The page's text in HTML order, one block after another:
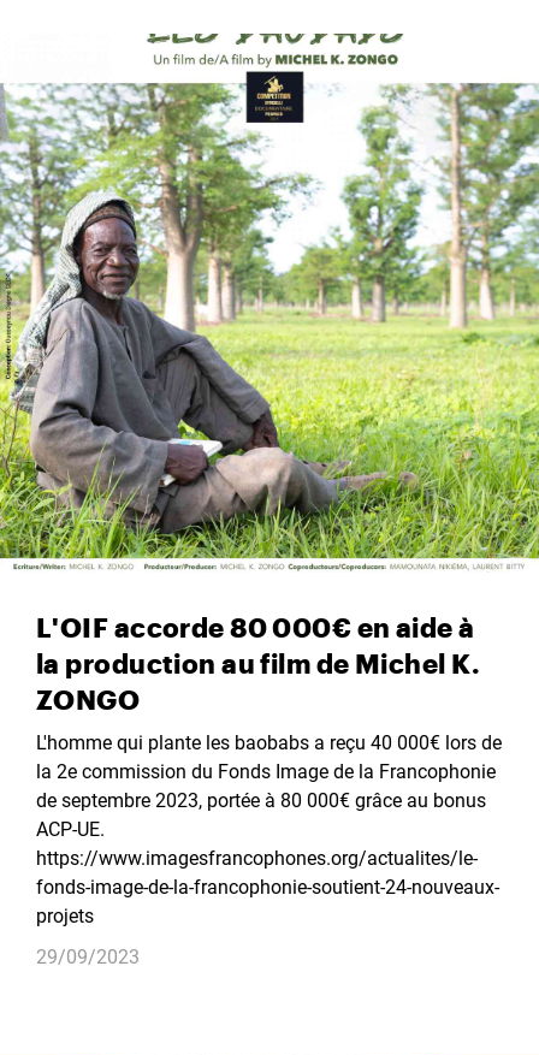
L'OIF accorde 80 000€ en aide à
la production au film de Michel K.
ZONGO
L'homme qui plante les baobabs a reçu 40 000€ lors de
la 2e commission du Fonds Image de la Francophonie
de septembre 2023, portée à 80 000€ grâce au bonus
ACP-UE.
https://www.imagesfrancophones.org/actualites/le-
fonds-image-de-la-francophonie-soutient-24-nouveaux-
projets
29/09/2023